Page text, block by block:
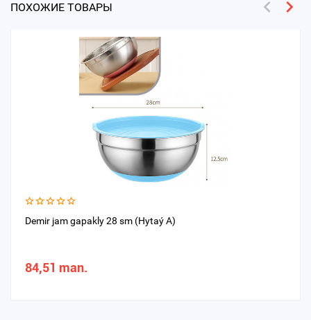
ПОХОЖИЕ ТОВАРЫ
Demir jam gapakly 28 sm (Hytaý A)
84,51 man.